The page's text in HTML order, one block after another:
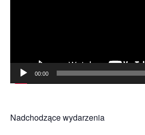
00:00
Nadchodzące wydarzenia